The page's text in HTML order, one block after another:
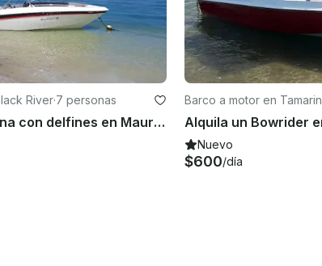
River·7 personas
Aventura marina con delfines en Mauricio
Barco a motor en Tamarin
Nuevo
$600/día